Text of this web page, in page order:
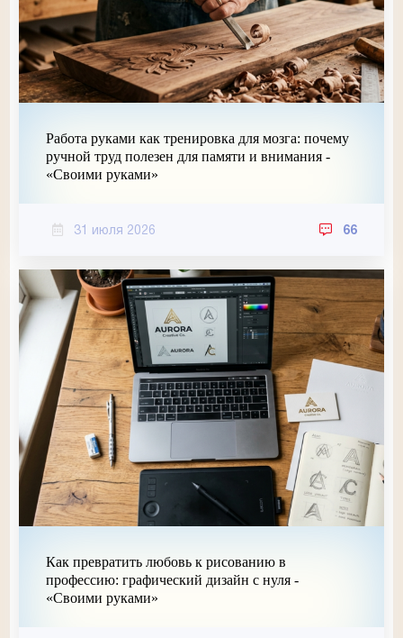
Работа руками как тренировка для мозга: почему
ручной труд полезен для памяти и внимания -
«Своими руками»
31 июля 2026 66
Как превратить любовь к рисованию в
профессию: графический дизайн с нуля -
«Своими руками»